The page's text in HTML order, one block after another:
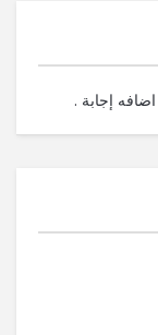
إجابة .